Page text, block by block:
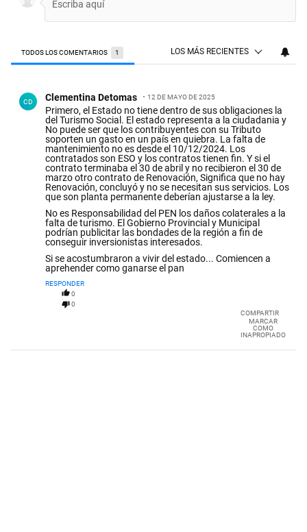
TODOS LOS COMENTARIOS 1 LOS MÁS RECIENTES
CD Clementina Detomas 12 DE MAYO DE 2025
Primero, el Estado no tiene dentro de sus obligaciones la
del Turismo Social. El estado representa a la ciudadania y
No puede ser que los contribuyentes con su Tributo
soporten un gasto en un país en quiebra. La falta de
mantenimiento no es desde el 10/12/2024. Los
contratados son ESO y los contratos tienen fin. Y si el
contrato terminaba el 30 de abril y no recibieron el 30 de
marzo otro contrato de Renovación, Significa que no hay
Renovación, concluyó y no se necesitan sus servicios. Los
que son planta permanente deberían ajustarse a la ley.
No es Responsabilidad del PEN los daños colaterales a la
falta de turismo. El Gobierno Provincial y Municipal
podrían publicitar las bondades de la región a fin de
conseguir inversionistas interesados.
Si se acostumbraron a vivir del estado... Comiencen a
aprehender como ganarse el pan
RESPONDER
0
0
COMPARTIR
MARCAR
COMO
INAPROPIADO